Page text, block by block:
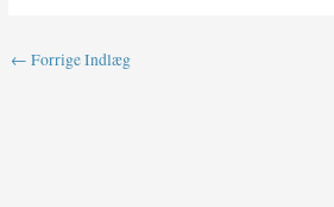
← Forrige Indlæg